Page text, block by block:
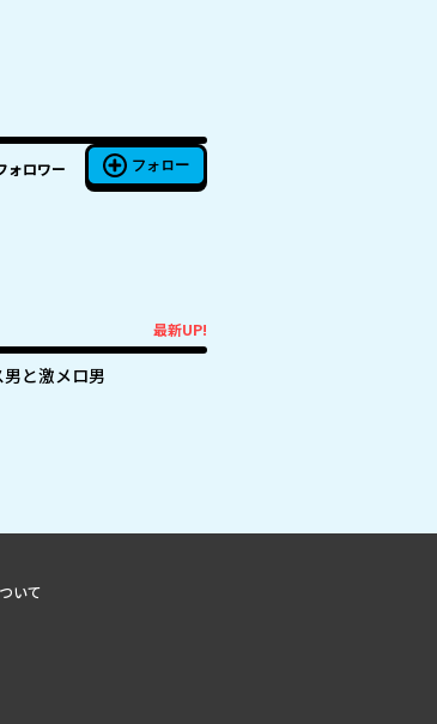
ォロワー フォロー
最新UP!
と激メロ男
いて